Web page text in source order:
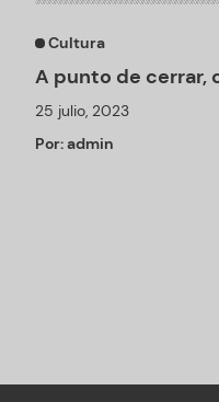
Cultura
A punto de cerrar,
25 julio, 2023
Por:admin